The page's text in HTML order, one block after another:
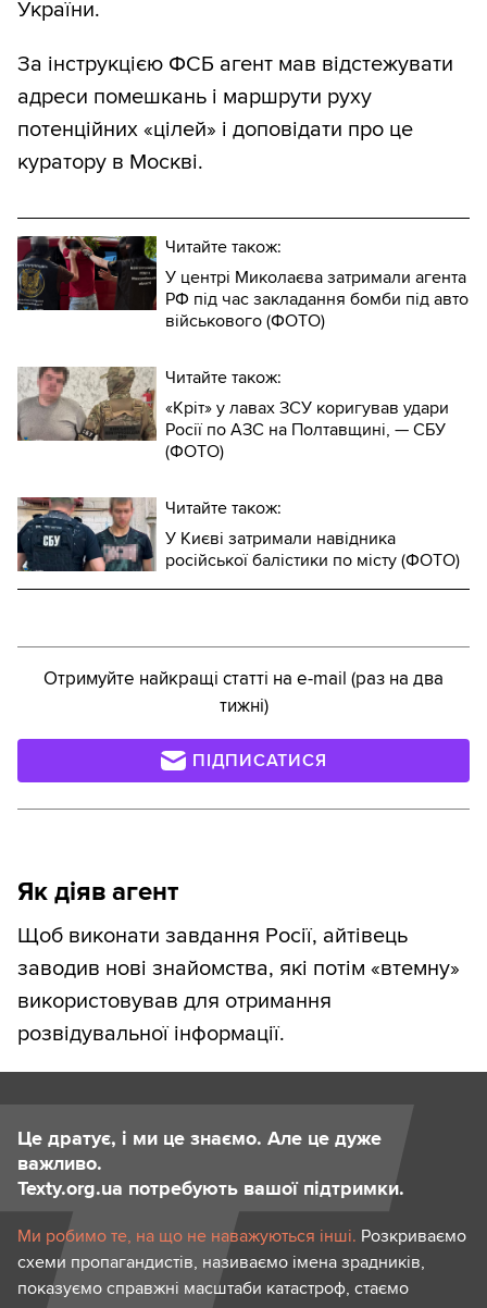
України.
За інструкцією ФСБ агент мав відстежувати
адреси помешкань і маршрути руху
потенційних «цілей» і доповідати про це
куратору в Москві.
Читайте також:
У центрі Миколаєва затримали агента
РФ під час закладання бомби під авто
військового (ФОТО)
Читайте також:
«Кріт» у лавах ЗСУ коригував удари
Росії по АЗС на Полтавщині, — СБУ
(ФОТО)
Читайте також:
У Києві затримали навідника
російської балістики по місту (ФОТО)
Отримуйте найкращі статті на e-mail (раз на два
тижні)
ПІДПИСАТИСЯ
Як діяв агент
Щоб виконати завдання Росії, айтівець
заводив нові знайомства, які потім «втемну»
використовував для отримання
розвідувальної інформації.
Це дратує, і ми це знаємо. Але це дуже
важливо.
Texty.org.ua потребують вашої підтримки.
Ми робимо те, на що не наважуються інші. Розкриваємо
схеми пропагандистів, називаємо імена зрадників,
показуємо справжні масштаби катастроф, стаємо